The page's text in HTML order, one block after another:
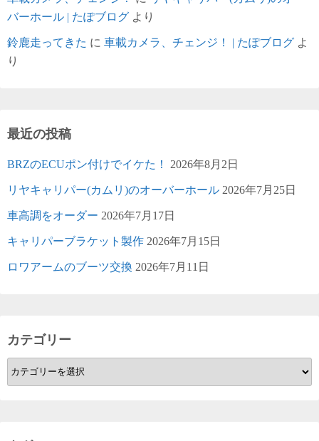
バーホール | たぽブログ より
鈴鹿走ってきた に 車載カメラ、チェンジ！ | たぽブログ よ
り
最近の投稿
BRZのECUポン付けでイケた！ 2026年8月2日
リヤキャリパー(カムリ)のオーバーホール 2026年7月25日
車高調をオーダー 2026年7月17日
キャリパーブラケット製作 2026年7月15日
ロワアームのブーツ交換 2026年7月11日
カテゴリー
カ
テ